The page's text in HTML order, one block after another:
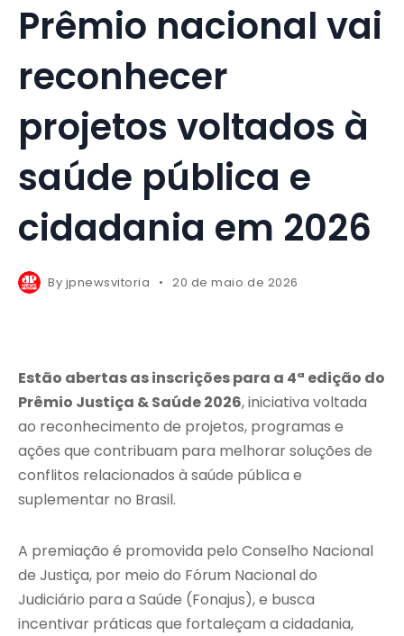
Prêmio nacional vai
reconhecer
projetos voltados à
saúde pública e
cidadania em 2026
By jpnewsvitoria 20 de maio de 2026
Estão abertas as inscrições para a 4ª edição do
Prêmio Justiça & Saúde 2026, iniciativa voltada
ao reconhecimento de projetos, programas e
ações que contribuam para melhorar soluções de
conflitos relacionados à saúde pública e
suplementar no Brasil.
A premiação é promovida pelo Conselho Nacional
de Justiça, por meio do Fórum Nacional do
Judiciário para a Saúde (Fonajus), e busca
incentivar práticas que fortaleçam a cidadania,